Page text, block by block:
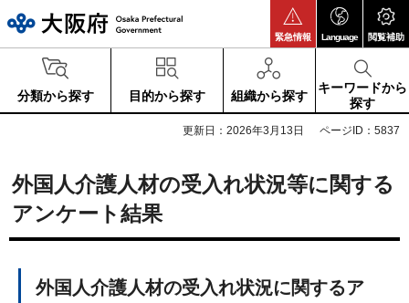
緊急情報 Language 閲覧補助
分類から探す 目的から探す 組織から探す
キーワードから
探す
更新日：2026年3月13日 ページID：5837
外国人介護人材の受入れ状況等に関する
アンケート結果
外国人介護人材の受入れ状況に関するア